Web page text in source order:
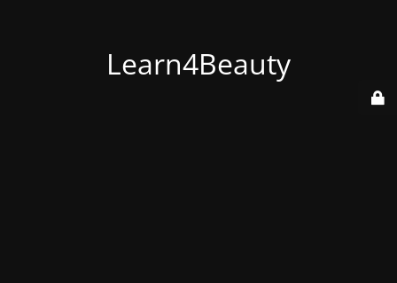
Learn4Beauty